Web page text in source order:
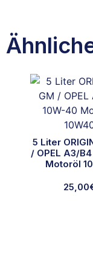
5 Liter
/ OPEL A3/
Motoröl
25,00